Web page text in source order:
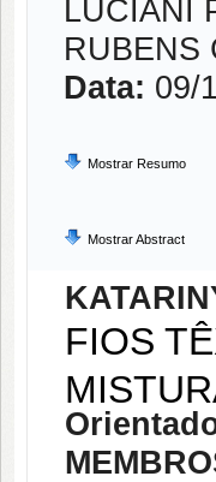
LUCIANI
RUBENS
Data: 09/
Mostrar Resumo
Mostrar Abstract
FIOS